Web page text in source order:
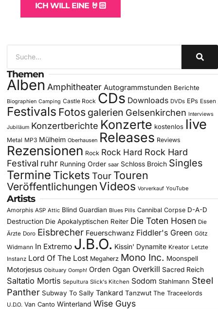
ICH WILL EINE 🤘🏻
Themen
Alben Amphitheater Autogrammstunden Berichte
Biographien Camping Castle Rock CDs Downloads DVDs EPs Essen
Festivals Fotos galerien Gelsenkirchen Interviews
Jubiläum Konzertberichte Konzerte kostenlos live
Metal MP3 Mülheim Oberhausen Releases Reviews
Rezensionen Rock Rock Hard Rock Hard
Festival ruhr Running Order saar Schloss Broich Singles
Termine Tickets Tour Touren
Veröffentlichungen Videos Vorverkauf YouTube
Artists
Amorphis ASP Attic Blind Guardian Blues Pills Cannibal Corpse D-A-D
Destruction Die Apokalyptischen Reiter Die Toten Hosen Die
Ärzte Doro Eisbrecher Feuerschwanz Fiddler's Green Götz
Widmann In Extremo J.B.O. Kissin' Dynamite Kreator Letzte
Instanz Lord Of The Lost Megaherz Mono Inc. Moonspell
Motorjesus Obituary Oomph! Orden Ogan Overkill Sacred Reich
Saltatio Mortis Sepultura Slick's Kitchen Sodom Stahlmann Steel
Panther Subway To Sally Tankard Tanzwut The Traceelords
U.D.O. Van Canto Winterland Wise Guys